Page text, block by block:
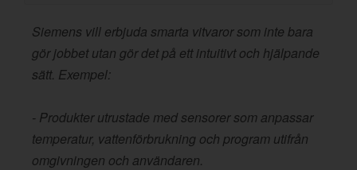
Siemens vill erbjuda smarta vitvaror som inte bara
gör jobbet utan gör det på ett intuitivt och hjälpande
sätt. Exempel:
- Produkter utrustade med sensorer som anpassar
temperatur, vattenförbrukning och program utifrån
omgivningen och användaren.